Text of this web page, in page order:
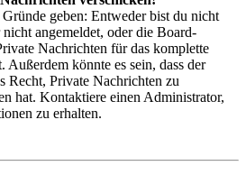
geben: Entweder bist du nicht
angemeldet, oder die Board-
Nachrichten für das komplette
Außerdem könnte es sein, dass der
Recht, Private Nachrichten zu
hat. Kontaktiere einen Administrator,
zu erhalten.